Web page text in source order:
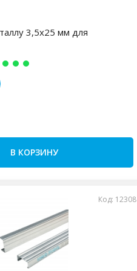
3,5х25 мм для
В КОРЗИНУ
Код: 12308